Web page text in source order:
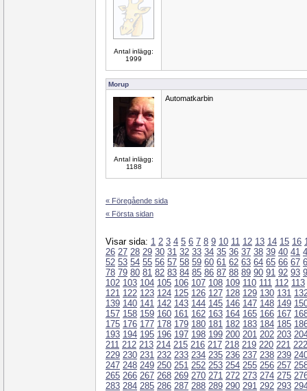
Antal inlägg:
1999
Morup
Antal inlägg:
1188
Automatkarbin
« Föregående sida
« Första sidan
Visar sida: 1 2 3 4 5 6 7 8 9 10 11 12 13 14 15 16
26 27 28 29 30 31 32 33 34 35 36 37 38 39 40 41
52 53 54 55 56 57 58 59 60 61 62 63 64 65 66 67
78 79 80 81 82 83 84 85 86 87 88 89 90 91 92 93
102 103 104 105 106 107 108 109 110 111 112 113
121 122 123 124 125 126 127 128 129 130 131
139 140 141 142 143 144 145 146 147 148 149
157 158 159 160 161 162 163 164 165 166 167
175 176 177 178 179 180 181 182 183 184 185
193 194 195 196 197 198 199 200 201 202 203
211 212 213 214 215 216 217 218 219 220 221 222
229 230 231 232 233 234 235 236 237 238 239
247 248 249 250 251 252 253 254 255 256 257
265 266 267 268 269 270 271 272 273 274 275
283 284 285 286 287 288 289 290 291 292 293